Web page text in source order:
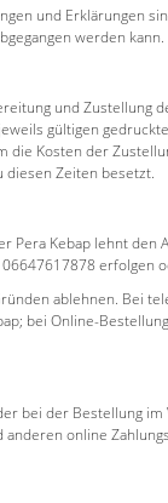
und Erklärungen
werden kann.
und Zustellung
gültigen
Kosten der
diesen Zeiten besetzt.
Kebap lehnt den
erfolgen
ablehnen. Bei
bei Online-
bei der Bestellung
online